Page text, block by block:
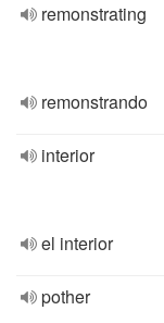
remonstrating
remonstrando
interior
el interior
pother